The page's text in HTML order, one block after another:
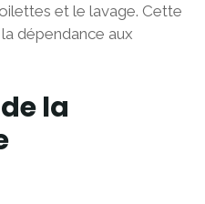
et le lavage. Cette
dépendance aux
la